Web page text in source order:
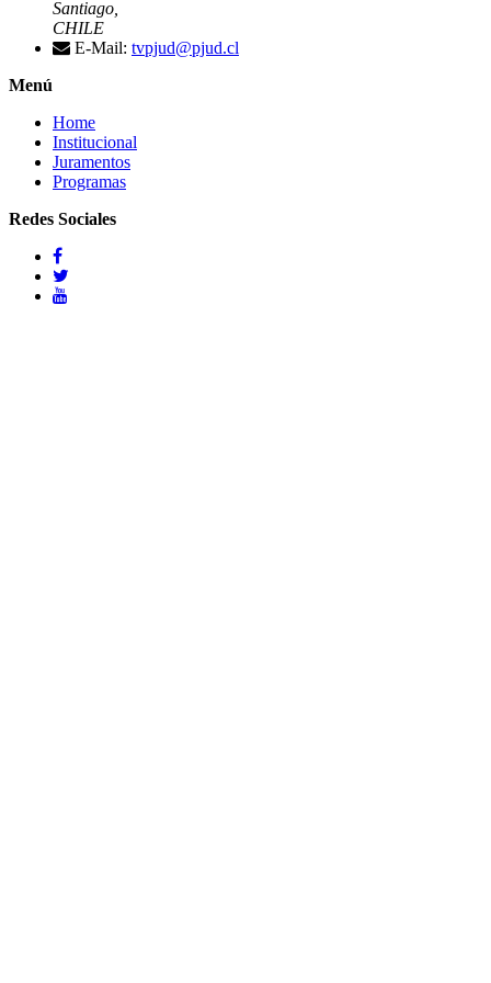
Santiago,
CHILE
E-Mail: tvpjud@pjud.cl
Menú
Home
Institucional
Juramentos
Programas
Redes Sociales